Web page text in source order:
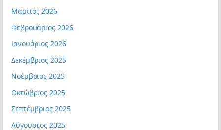
Μάρτιος 2026
Φεβρουάριος 2026
Ιανουάριος 2026
Δεκέμβριος 2025
Νοέμβριος 2025
Οκτώβριος 2025
Σεπτέμβριος 2025
Αύγουστος 2025